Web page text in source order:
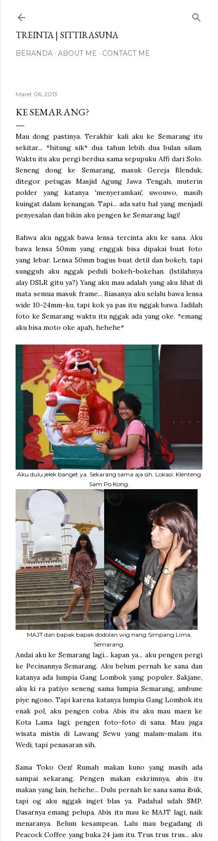
TREINTA | SITTIRASUNA
BERANDA ABOUT ME CONTACT ME
Maret 06, 2013
KE SEMARANG?
Mau dong pastinya. Terakhir kali aku ke Semarang itu
sekitar... *hitung sik* dua tahun lebih dua bulan silam.
Waktu itu aku pergi berdua sama sepupuku Affi dari Solo.
Seneng dong ke Semarang, masuk Gereja Blenduk,
ditegor petugas Masjid Agung Jawa Tengah, muterin
polder yang katanya 'menyeramkan', uwouwo, masih
kuingat dalam kenangan. Tapi... ada satu hal yang menjadi
penyesalan dan bikin aku pengen ke Semarang lagi!
Bahwa aku nggak bawa lensa tercinta aku ke sana. Aku
bawa lensa 50mm yang enggak bisa dipakai buat foto
yang lebar. Lensa 50mm bagus buat detil dan bokeh, tapi
sungguh aku nggak peduli bokeh-bokehan. (Istilahnya
alay DSLR gitu ya?) Yang aku mau adalah yang aku lihat di
mata semua masuk frame... Biasanya aku selalu bawa lensa
wide 10-24mm-ku, tapi kok ya pas itu nggak bawa. Jadilah
foto ke Semarang waktu itu nggak ada yang oke. *emang
aku bisa moto oke apah, hehehe*
Aku dulu jelek banget ya. Sekarang sama aja sih. Lokasi: Klenteng
Sam Po Kong.
MAJT dan bapak bapak dodolan wig nang Simpang Lima,
Semarang.
Andai aku ke Semarang lagi... kapan ya... aku pengen pergi
ke Pecinannya Semarang. Aku belum pernah ke sana dan
katanya ada lumpia Gang Lombok yang populer. Sakjane,
aku ki ra patiyo seneng sama lumpia Semarang, ambune
piye ngono. Tapi karena katanya lumpia Gang Lombok itu
enak pol, aku pengen coba. Abis itu aku mau maen ke
Kota Lama lagi, pengen foto-foto di sana. Mau juga
wisata mistis di Lawang Sewu yang malam-malam itu.
Wedi, tapi penasaran sih.
Sama Toko Oen! Rumah makan kuno yang masih ada
sampai sekarang. Pengen makan eskrimnya, abis itu
makan yang lain, hehehe... Dulu pernah ke sana sama ibuk,
tapi og aku nggak inget blas ya. Padahal udah SMP.
Dasarnya emang pelupa. Abis itu mau ke MAJT lagi, naik
menaranya. Belum kesampean. Lalu mau begadang di
Peacock Coffee yang buka 24 jam itu. Trus trus trus... aku